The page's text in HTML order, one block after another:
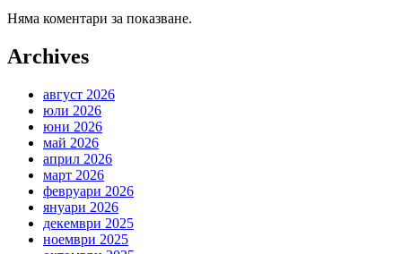
Няма коментари за показване.
Archives
август 2026
юли 2026
юни 2026
май 2026
април 2026
март 2026
февруари 2026
януари 2026
декември 2025
ноември 2025